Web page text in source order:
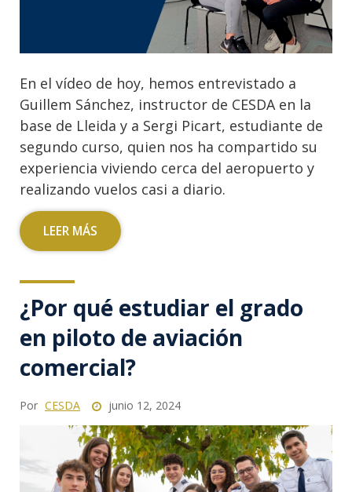
En el vídeo de hoy, hemos entrevistado a
Guillem Sánchez, instructor de CESDA en la
base de Lleida y a Sergi Picart, estudiante de
segundo curso, quien nos ha compartido su
experiencia viviendo cerca del aeropuerto y
realizando vuelos casi a diario.
LEER MÁS
¿Por qué estudiar el grado
en piloto de aviación
comercial?
Por CESDA junio 12, 2024